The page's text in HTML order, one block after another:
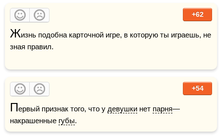
+62
Жизнь подобна карточной игре, в которую ты играешь, не
зная правил.
+54
Первый признак того, что у девушки нет парня—
накрашенные губы.